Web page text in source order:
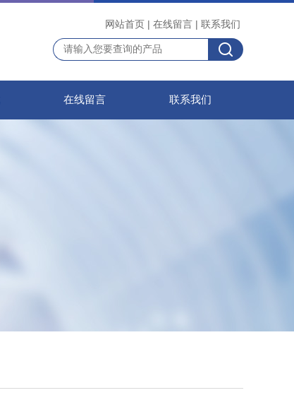
网站首页 | 在线留言 | 联系我们
在线留言 联系我们